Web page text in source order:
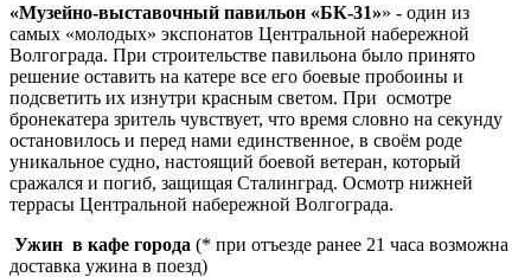
«Музейно-выставочный павильон «БК-31»» - один из
самых «молодых» экспонатов Центральной набережной
Волгограда. При строительстве павильона было принято
решение оставить на катере все его боевые пробоины и
подсветить их изнутри красным светом. При осмотре
бронекатера зритель чувствует, что время словно на секунду
остановилось и перед нами единственное, в своём роде
уникальное судно, настоящий боевой ветеран, который
сражался и погиб, защищая Сталинград. Осмотр нижней
террасы Центральной набережной Волгограда.
Ужин в кафе города (* при отъезде ранее 21 часа возможна
доставка ужина в поезд)